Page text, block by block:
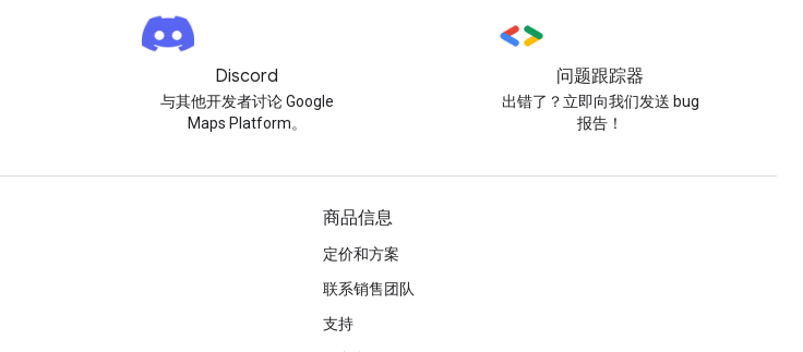
Discord
与其他开发者讨论 Google
Maps Platform。
问题跟踪器
出错了？立即向我们发送 bug
报告！
商品信息
定价和方案
联系销售团队
支持